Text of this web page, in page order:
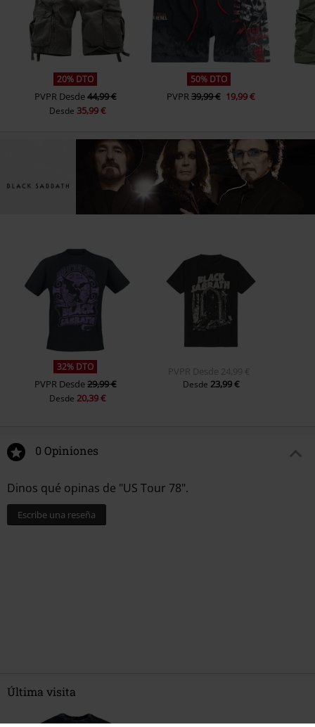
20% DTO
PVPR Desde44,99 €
Desde 35,99 €
50% DTO
PVPR39,99 € 19,99 €
32% DTO
PVPR Desde29,99 €
Desde 20,39 €
PVPR Desde 24,99 €
Desde 23,99 €
0 Opiniones
Dinos qué opinas de "US Tour 78".
Escribe una reseña
Última visita